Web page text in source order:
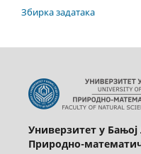
Збирка задатака
Универзитет у
Природно-